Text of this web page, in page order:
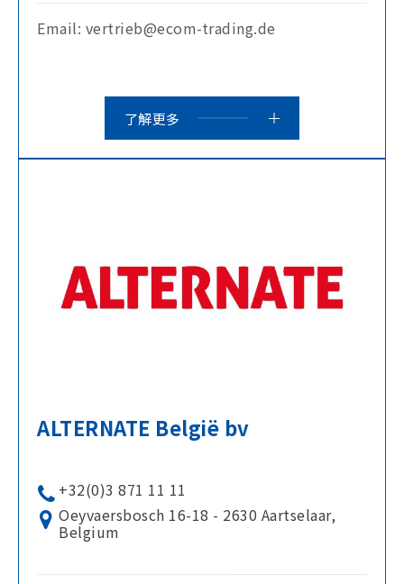
Email: vertrieb@ecom-trading.de
了解更多
ALTERNATE België bv
+32(0)3 871 11 11
Oeyvaersbosch 16-18 - 2630 Aartselaar,
Belgium